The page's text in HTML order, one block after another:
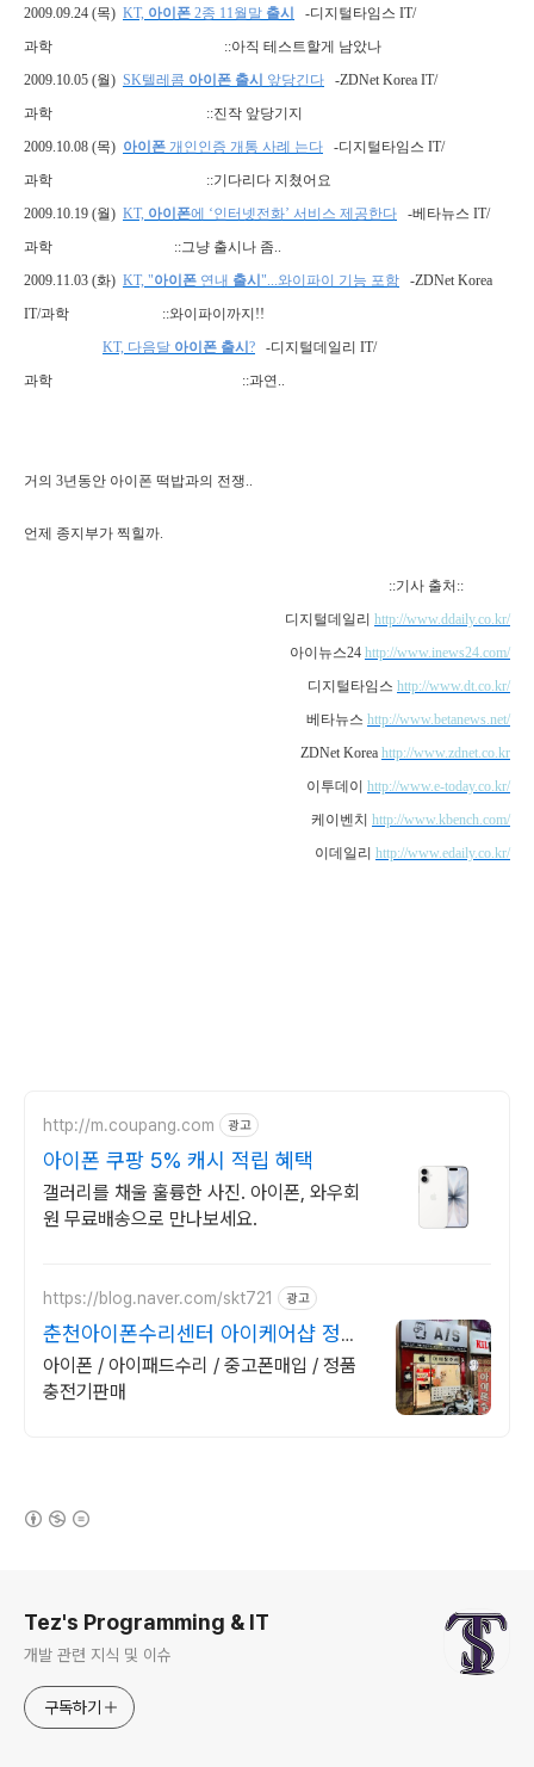
2009.09.24 (목) KT, 아이폰 2종 11월말 출시 -디지털타임스 IT/
과학 ::아직 테스트할게 남았나
2009.10.05 (월) SK텔레콤 아이폰 출시 앞당긴다 -ZDNet Korea IT/
과학 ::진작 앞당기지
2009.10.08 (목) 아이폰 개인인증 개통 사례 는다 -디지털타임스 IT/
과학 ::기다리다 지쳤어요
2009.10.19 (월) KT, 아이폰에 ‘인터넷전화’ 서비스 제공한다 -베타뉴스 IT/
과학 ::그냥 출시나 좀..
2009.11.03 (화) KT, "아이폰 연내 출시 "...와이파이 기능 포함 -ZDNet Korea
IT/과학 ::와이파이까지 !!
KT, 다음달 아이폰 출시 ? -디지털데일리 IT/
과학 ::과연 ..
거의 3년동안 아이폰 떡밥과의 전쟁..
언제 종지부가 찍힐까.
::기사 출처 ::
디지털데일리 http://www.ddaily.co.kr/
아이뉴스24 http://www.inews24.com/
디지털타임스 http://www.dt.co.kr/
베타뉴스 http://www.betanews.net/
ZDNet Korea http://www.zdnet.co.kr
이투데이 http://www.e-today.co.kr/
케이벤치 http://www.kbench.com/
이데일리 http://www.edaily.co.kr/
http://m.coupang.com 광고
아이폰 쿠팡 5% 캐시 적립 혜택
갤러리를 채울 훌륭한 사진. 아이폰, 와우회
원 무료배송으로 만나보세요.
https://blog.naver.com/skt721 광고
춘천아이폰수리센터 아이케어샵 정품
악세사리 판매
아이폰 / 아이패드수리 / 중고폰매입 / 정품
충전기판매
Tez's Programming & IT
개발 관련 지식 및 이슈
구독하기